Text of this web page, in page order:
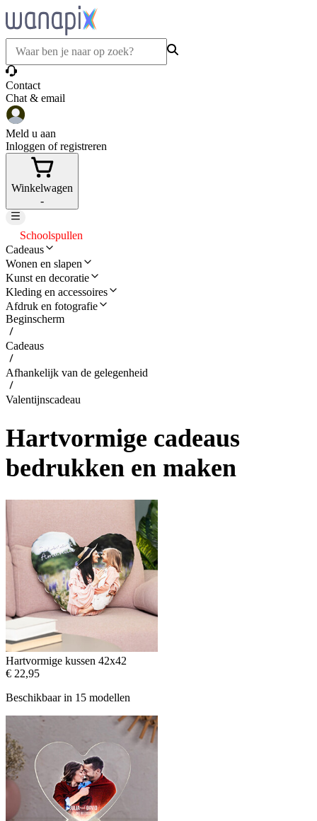
Contact
Chat & email
Meld u aan
Inloggen of registreren
Winkelwagen
-
Schoolspullen
Cadeaus
Wonen en slapen
Kunst en decoratie
Kleding en accessoires
Afdruk en fotografie
Beginscherm
Cadeaus
Afhankelijk van de gelegenheid
Valentijnscadeau
Hartvormige cadeaus
bedrukken en maken
Hartvormige kussen 42x42
€ 22,95
Beschikbaar in 15 modellen